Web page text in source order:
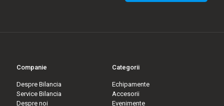
Companie
Despre Bilancia
Service Bilancia
Despre noi
Categorii
Echipamente
Accesorii
Evenimente